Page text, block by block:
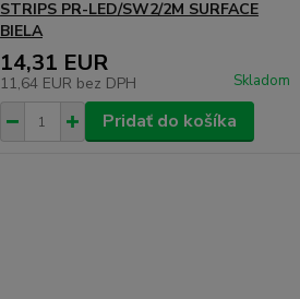
STRIPS PR-LED/SW2/2M SURFACE
BIELA
14,31 EUR
11,64 EUR bez DPH Skladom
Pridať do košíka